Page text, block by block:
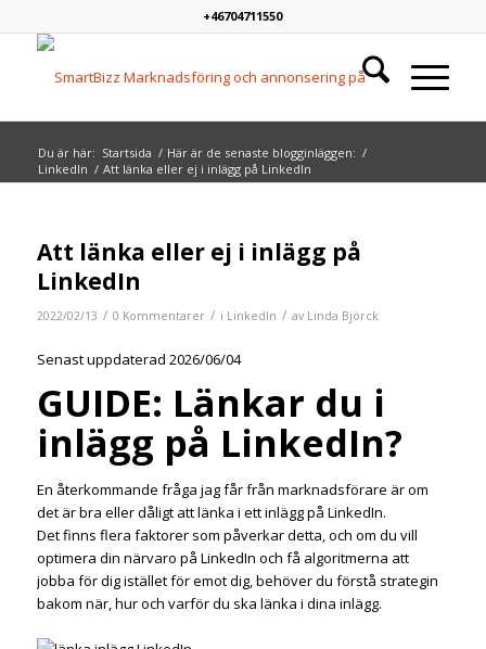
+46704711550
Du är här: Startsida / Här är de senaste blogginläggen: /
LinkedIn / Att länka eller ej i inlägg på LinkedIn
Att länka eller ej i inlägg på
LinkedIn
2022/02/13 / 0 Kommentarer / i LinkedIn / av Linda Björck
Senast uppdaterad 2026/06/04
GUIDE: Länkar du i
inlägg på LinkedIn?
En återkommande fråga jag får från marknadsförare är om
det är bra eller dåligt att länka i ett inlägg på LinkedIn.
Det finns flera faktorer som påverkar detta, och om du vill
optimera din närvaro på LinkedIn och få algoritmerna att
jobba för dig istället för emot dig, behöver du förstå strategin
bakom när, hur och varför du ska länka i dina inlägg.